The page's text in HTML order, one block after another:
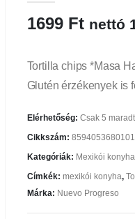
1699 Ft nettó
Tortilla chips *Masa
Glutén érzékenyek is
Elérhetőség: Csak 5
Cikkszám: 8594053680101
Kategóriák: Mexikói konyha
Címkék: mexikói konyha,
Márka: Nuevo Progreso